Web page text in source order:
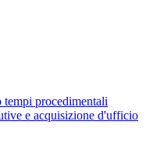
procedimentali
e acquisizione d'ufficio